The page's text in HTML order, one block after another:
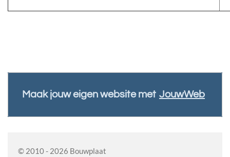
Maak jouw eigen website met JouwWeb
© 2010 - 2026 Bouwplaat